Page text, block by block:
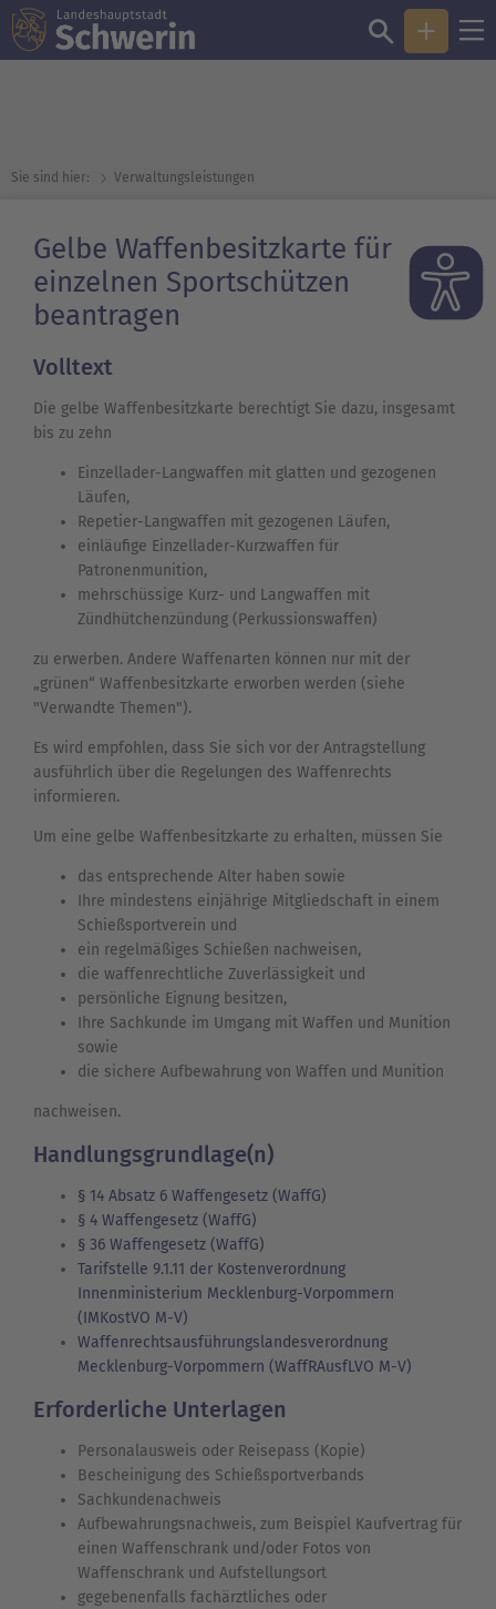
Sie sind hier: Verwaltungsleistungen
Gelbe Waffenbesitzkarte für
einzelnen Sportschützen
beantragen
Volltext
Die gelbe Waffenbesitzkarte berechtigt Sie dazu, insgesamt
bis zu zehn
Einzellader-Langwaffen mit glatten und gezogenen
Läufen,
Repetier-Langwaffen mit gezogenen Läufen,
einläufige Einzellader-Kurzwaffen für
Patronenmunition,
mehrschüssige Kurz- und Langwaffen mit
Zündhütchenzündung (Perkussionswaffen)
zu erwerben. Andere Waffenarten können nur mit der
„grünen“ Waffenbesitzkarte erworben werden (siehe
"Verwandte Themen").
Es wird empfohlen, dass Sie sich vor der Antragstellung
ausführlich über die Regelungen des Waffenrechts
informieren.
Um eine gelbe Waffenbesitzkarte zu erhalten, müssen Sie
das entsprechende Alter haben sowie
Ihre mindestens einjährige Mitgliedschaft in einem
Schießsportverein und
ein regelmäßiges Schießen nachweisen,
die waffenrechtliche Zuverlässigkeit und
persönliche Eignung besitzen,
Ihre Sachkunde im Umgang mit Waffen und Munition
sowie
die sichere Aufbewahrung von Waffen und Munition
nachweisen.
Handlungsgrundlage(n)
§ 14 Absatz 6 Waffengesetz (WaffG)
§ 4 Waffengesetz (WaffG)
§ 36 Waffengesetz (WaffG)
Tarifstelle 9.1.11 der Kostenverordnung
Innenministerium Mecklenburg-Vorpommern
(IMKostVO M-V)
Waffenrechtsausführungslandesverordnung
Mecklenburg-Vorpommern (WaffRAusfLVO M-V)
Erforderliche Unterlagen
Personalausweis oder Reisepass (Kopie)
Bescheinigung des Schießsportverbands
Sachkundenachweis
Aufbewahrungsnachweis, zum Beispiel Kaufvertrag für
einen Waffenschrank und/oder Fotos von
Waffenschrank und Aufstellungsort
gegebenenfalls fachärztliches oder